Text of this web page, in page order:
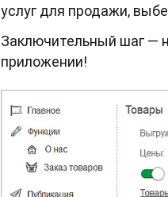
услуг для продажи,
Заключительный шаг —
приложении!